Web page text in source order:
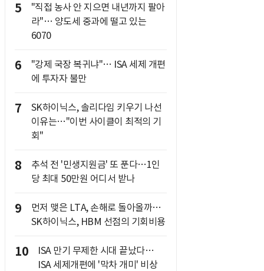
5
"직접 농사 안 지으면 내년까지 팔아
라"… 양도세 중과에 떨고 있는
6070
6
"강제 국장 복귀냐"… ISA 세제 개편
에 투자자 불만
7
SK하이닉스, 솔리다임 키우기 나선
이유는…"이번 사이클이 최적의 기
회"
8
추석 전 '민생지원금' 또 푼다…1인
당 최대 50만원 어디서 받나
9
먼저 맺은 LTA, 손해로 돌아올까…
SK하이닉스, HBM 선점의 기회비용
10
ISA 만기 무제한 시대 끝났다…
ISA 세제개편에 '막차 개미' 비상